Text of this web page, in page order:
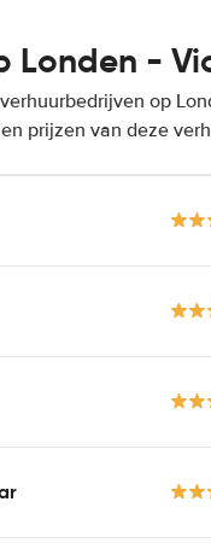
Londen -
op
prijzen van deze